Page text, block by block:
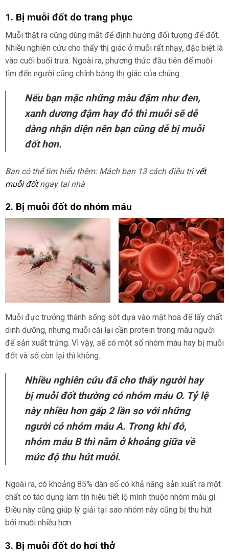
1. Bị muỗi đốt do trang phục
Muỗi thật ra cũng dùng mắt để định hướng đối tượng để đốt.
Nhiều nghiên cứu cho thấy thị giác ở muỗi rất nhạy, đặc biệt là
vào cuối buổi trưa. Ngoài ra, phương thức đầu tiên để muỗi
tìm đến người cũng chính bằng thị giác của chúng.
Nếu bạn mặc những màu đậm như đen,
xanh dương đậm hay đỏ thì muỗi sẽ dễ
dàng nhận diện nên bạn cũng dễ bị muỗi
đốt hơn.
Bạn có thể tìm hiểu thêm: Mách bạn 13 cách điều trị vết
muỗi đốtngay tại nhà
2. Bị muỗi đốt do nhóm máu
Muỗi đực trưởng thành sống sót dựa vào mật hoa để lấy chất
dinh dưỡng, nhưng muỗi cái lại cần protein trong máu người
để sản xuất trứng. Vì vậy, sẽ có một số nhóm máu hay bị muỗi
đốt và số còn lại thì không.
Nhiều nghiên cứu đã cho thấy người hay
bị muỗi đốt thường có nhóm máu O. Tỷ lệ
này nhiều hơn gấp 2 lần so với những
người có nhóm máu A. Trong khi đó,
nhóm máu B thì nằm ở khoảng giữa về
mức độ thu hút muỗi.
Ngoài ra, có khoảng 85% dân số có khả năng sản xuất ra một
chất có tác dụng làm tín hiệu tiết lộ mình thuộc nhóm máu gì.
Điều này cũng giúp lý giải tại sao nhóm này cũng bị thu hút
bởi muỗi nhiều hơn.
3. Bị muỗi đốt do hơi thở